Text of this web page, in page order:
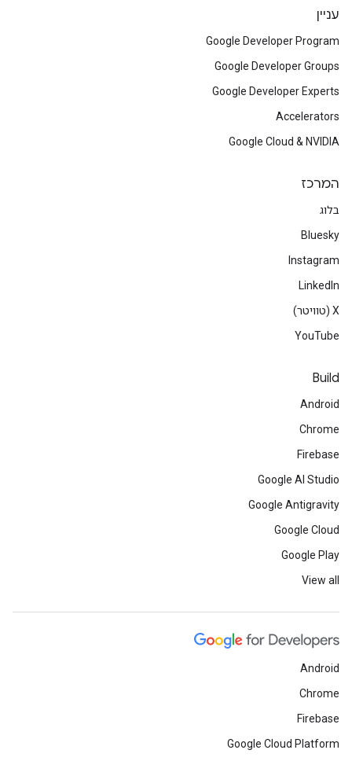
עניין
Google Developer Program
Google Developer Groups
Google Developer Experts
Accelerators
Google Cloud & NVIDIA
המרכז
בלוג
Bluesky
Instagram
LinkedIn
‫X (טוויטר)
YouTube
Build
Android
Chrome
Firebase
Google AI Studio
Google Antigravity
Google Cloud
Google Play
View all
Android
Chrome
Firebase
Google Cloud Platform